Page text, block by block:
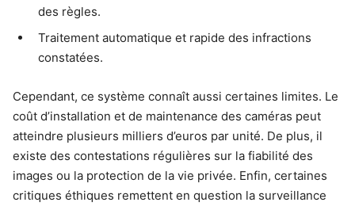
des règles.
Traitement automatique et rapide des infractions
constatées.
Cependant, ce système connaît aussi certaines limites. Le
coût d’installation et de maintenance des caméras peut
atteindre plusieurs milliers d’euros par unité. De plus, il
existe des contestations régulières sur la fiabilité des
images ou la protection de la vie privée. Enfin, certaines
critiques éthiques remettent en question la surveillance